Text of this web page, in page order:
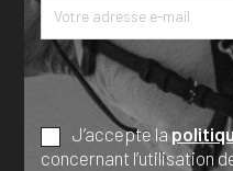
J’accepte la
concernant l’utilisation